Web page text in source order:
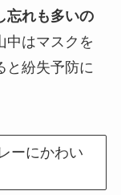
忘れも多いの
中はマスクを
と紛失予防に
ーにかわい